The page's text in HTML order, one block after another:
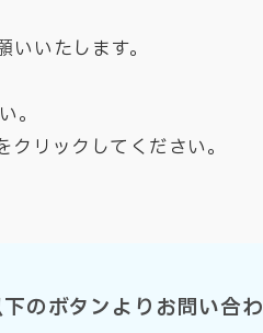
いたします。
。​
リックしてください。
のボタンよりお問い合